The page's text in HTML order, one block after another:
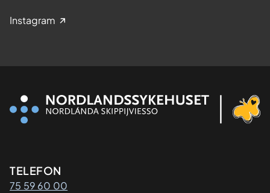
Instagram
Kontaktinformasjon
TELEFON
75 59 60 00